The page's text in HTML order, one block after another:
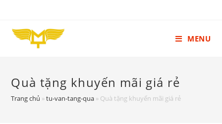
MENU
Quà tặng khuyến mãi giá rẻ
Trang chủ »tu-van-tang-qua » Quà tặng khuyến mãi giá rẻ